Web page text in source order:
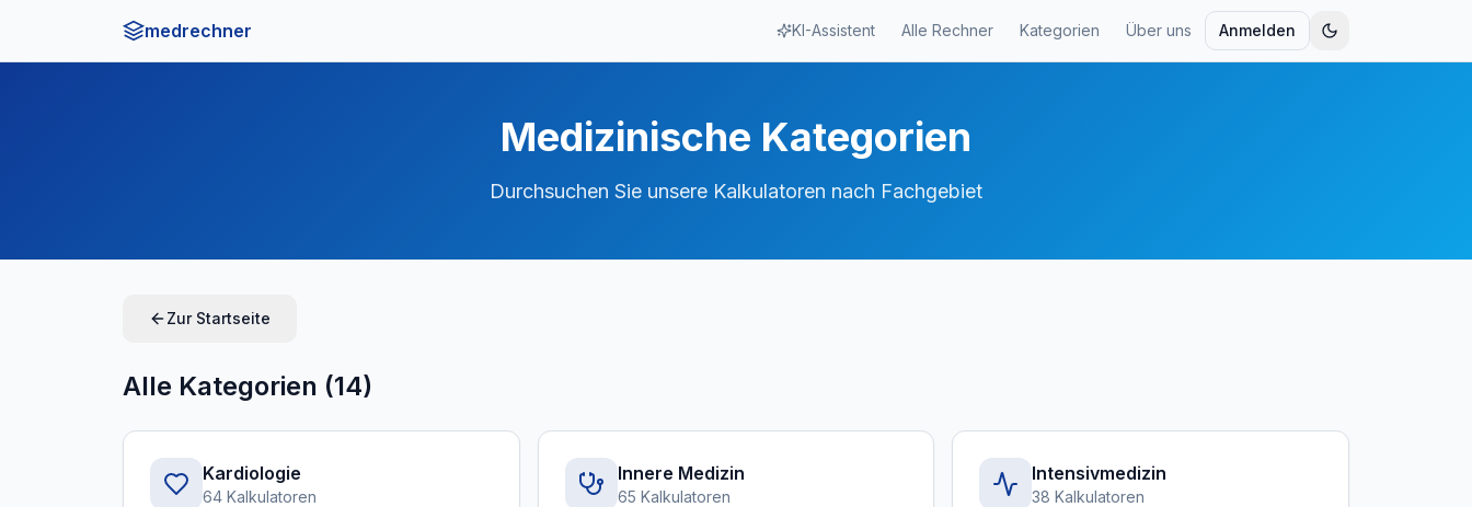
medrechner KI-Assistent Alle Rechner Kategorien Über uns Anmelden
Medizinische Kategorien
Durchsuchen Sie unsere Kalkulatoren nach Fachgebiet
Zur Startseite
Alle Kategorien (14)
Kardiologie
64 Kalkulatoren
Innere Medizin
65 Kalkulatoren
Intensivmedizin
38 Kalkulatoren